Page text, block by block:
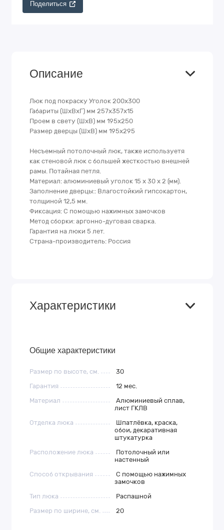
Поделиться
Описание
Люк под покраску Уголок 200х300
Габариты (ШхВхГ) мм 257х357х15
Проем в свету (ШхВ) мм 195х250
Размер дверцы (ШхВ) мм 195х295
Несъемный потолочный люк, также используетя
как стеновой люк с большей жесткостью внешней
рамы. Потайная петля.
Материал: алюминиевый уголок 15 х 30 х 2 (мм).
Заполнение дверцы:: Влагостойкий гипсокартон,
толщиной 12,5 мм.
Фиксация: С помощью нажимных замочков
Метод сборки: аргонно-дуговая сварка.
Гарантия на люки 5 лет.
Страна-производитель: Россия
Характеристики
Общие характеристики
Размер по высоте, см.
30
Гарантия
12 мес.
Материал
Алюминиевый сплав,
лист ГКЛВ
Отделка люка
Шпатлёвка, краска,
обои, декаративная
штукатурка
Расположение люка
Потолочный или
настенный
Способ открывания
С помощью нажимных
замочков
Тип люка
Распашной
Размер по ширине, см.
20